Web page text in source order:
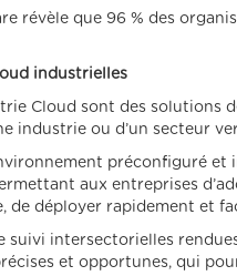
révèle que 96 % des
industrielles
Cloud sont des solutions
industrie ou d’un secteur
préconfiguré et
aux entreprises
de déployer rapidement et
suivi intersectorielles
et opportunes, qui